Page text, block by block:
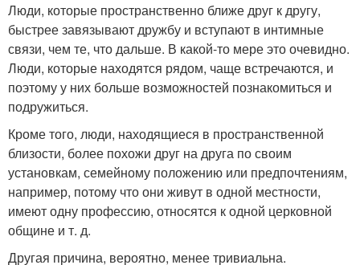
Люди, которые пространственно ближе друг к другу,
быстрее завязывают дружбу и вступают в интимные
связи, чем те, что дальше. В какой-то мере это очевидно.
Люди, которые находятся рядом, чаще встречаются, и
поэтому у них больше возможностей познакомиться и
подружиться.
Кроме того, люди, находящиеся в пространственной
близости, более похожи друг на друга по своим
установкам, семейному положению или предпочтениям,
например, потому что они живут в одной местности,
имеют одну профессию, относятся к одной церковной
общине и т. д.
Другая причина, вероятно, менее тривиальна.